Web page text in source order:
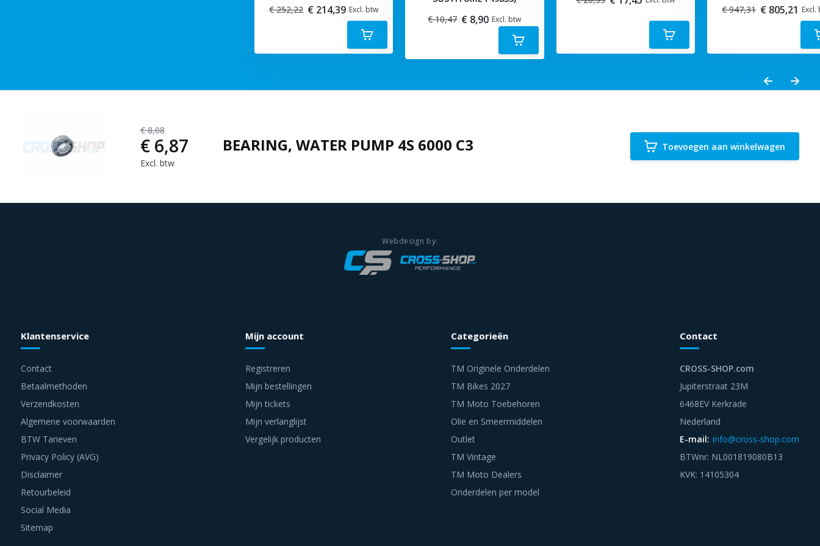
€ 252,22 € 214,39 Excl. btw
€ 10,47 € 8,90 Excl. btw
€ 947,31 € 805,21 Excl.
€ 8,08
€ 6,87
Excl. btw
BEARING, WATER PUMP 4S 6000 C3 Toevoegen aan winkelwagen
Klantenservice
Contact
Betaalmethoden
Verzendkosten
Algemene voorwaarden
BTW Tarieven
Privacy Policy (AVG)
Disclaimer
Retourbeleid
Social Media
Sitemap
Mijn account
Registreren
Mijn bestellingen
Mijn tickets
Mijn verlanglijst
Vergelijk producten
Categorieën
TM Originele Onderdelen
TM Bikes 2027
TM Moto Toebehoren
Olie en Smeermiddelen
Outlet
TM Vintage
TM Moto Dealers
Onderdelen per model
Contact
CROSS-SHOP.com
Jupiterstraat 23M
6468EV Kerkrade
Nederland
E-mail: info@cross-shop.com
BTWnr: NL001819080B13
KVK: 14105304